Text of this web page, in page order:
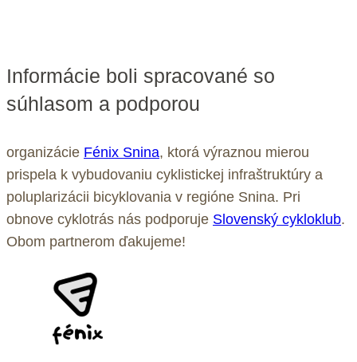
Informácie boli spracované so
súhlasom a podporou
organizácie Fénix Snina, ktorá výraznou mierou
prispela k vybudovaniu cyklistickej infraštruktúry a
poluplarizácii bicyklovania v regióne Snina. Pri
obnove cyklotrás nás podporuje Slovenský cykloklub.
Obom partnerom ďakujeme!